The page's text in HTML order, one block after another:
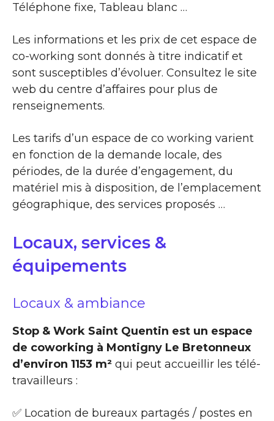
Téléphone fixe, Tableau blanc …
Les informations et les prix de cet espace de
co-working sont donnés à titre indicatif et
sont susceptibles d’évoluer. Consultez le site
web du centre d’affaires pour plus de
renseignements.
Les tarifs d’un espace de co working varient
en fonction de la demande locale, des
périodes, de la durée d’engagement, du
matériel mis à disposition, de l’emplacement
géographique, des services proposés …
Locaux, services &
équipements
Locaux & ambiance
Stop & Work Saint Quentin est un espace
de coworking à Montigny Le Bretonneux
d’environ 1153 m² qui peut accueillir les télé-
travailleurs :
✅ Location de bureaux partagés / postes en